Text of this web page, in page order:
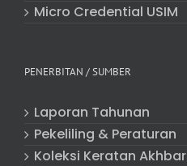
Micro Credential USIM
PENERBITAN / SUMBER
Laporan Tahunan
Pekeliling & Peraturan
Koleksi Keratan Akhbar